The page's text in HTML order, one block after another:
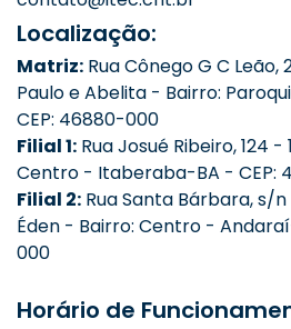
Localização:
Matriz: Rua Cônego G C Leão,
Paulo e Abelita - Bairro:
CEP: 46880-000
Filial 1: Rua Josué Ribeiro, 124
Centro - Itaberaba-BA - CEP:
Filial 2: Rua Santa Bárbara, s/
Éden - Bairro: Centro -
000
Horário de